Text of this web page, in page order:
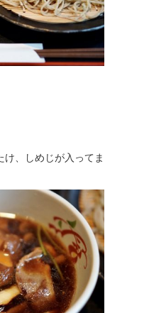
、しめじが入ってま